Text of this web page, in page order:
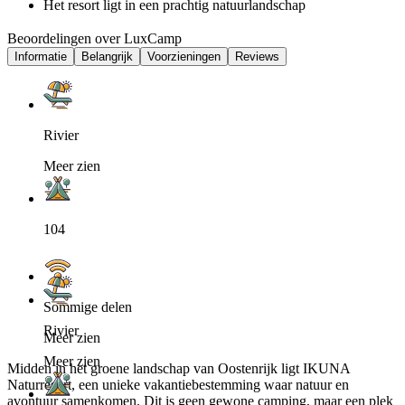
Het resort ligt in een prachtig natuurlandschap
Beoordelingen over LuxCamp
Informatie Belangrijk Voorzieningen Reviews
Rivier
Meer zien
104
Sommige delen
Meer zien
Midden in het groene landschap van Oostenrijk ligt IKUNA
Naturresort, een unieke vakantiebestemming waar natuur en
avontuur samenkomen. Dit is geen gewone camping, maar een plek
Rivier
Meer zien